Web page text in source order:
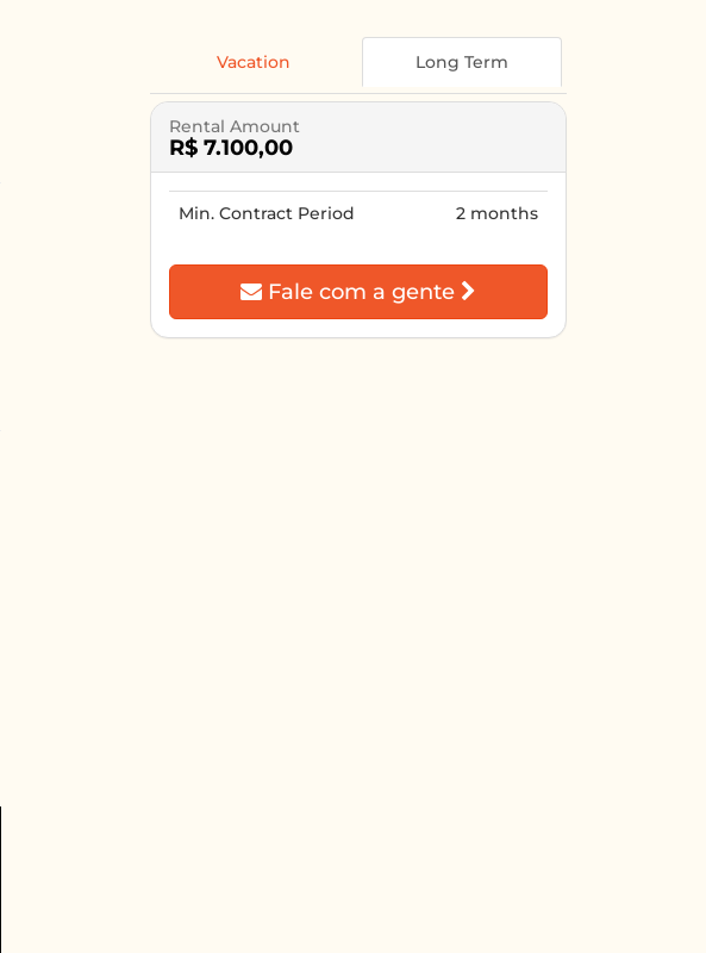
Vacation Long Term
Rental Amount
R$ 7.100,00
Min. Contract Period 2 months
Fale com a gente